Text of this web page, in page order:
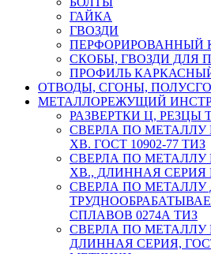
ГАЙКА
ГВОЗДИ
ПЕРФОРИРОВАННЫЙ
СКОБЫ, ГВОЗДИ ДЛЯ
ПРОФИЛЬ
ОТВОДЫ, СГОНЫ,
МЕТАЛЛОРЕЖУЩИЙ
РАЗВЕРТКИ Ц, РЕЗЦЫ
СВЕРЛА ПО
ХВ. ГОСТ 10902-77 ТИЗ
СВЕРЛА ПО
ХВ., ДЛИННАЯ СЕРИЯ
СВЕРЛА ПО МЕТАЛЛУ
СПЛАВОВ 0274А ТИЗ
СВЕРЛА ПО МЕТАЛЛУ
ДЛИННАЯ СЕРИЯ, ГОСТ